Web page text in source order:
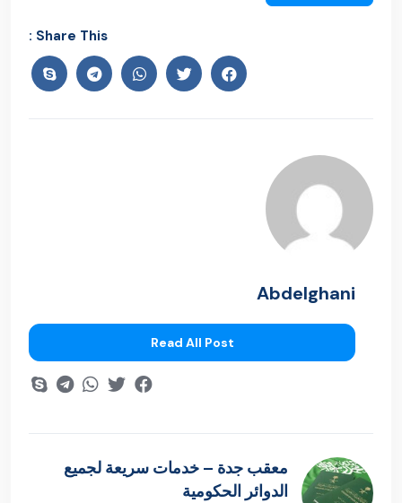
Share This :
Abdelghani
Read All Post
معقب جدة – خدمات سريعة لجميع
الدوائر الحكومية